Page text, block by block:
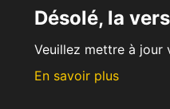
Désolé, la
Veuillez mettre à
En savoir plus